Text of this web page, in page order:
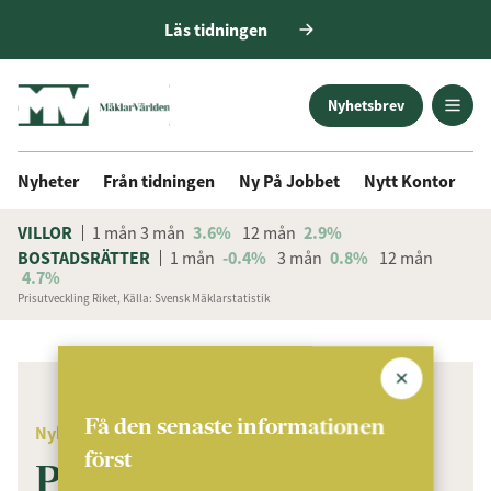
Läs tidningen
Nyhetsbrev
Nyheter Från tidningen Ny På Jobbet Nytt Kontor
VILLOR 1 mån 3 mån 3.6% 12 mån 2.9%
BOSTADSRÄTTER
1 mån -0.4% 3 mån 0.8% 12 mån
4.7%
Prisutveckling Riket, Källa: Svensk Mäklarstatistik
ANNONS
Nyheter
Pannband och plymer
Få den senaste informationen
först